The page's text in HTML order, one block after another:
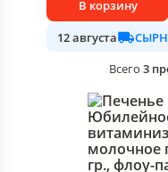
В корзину
12 августа
Всего 3